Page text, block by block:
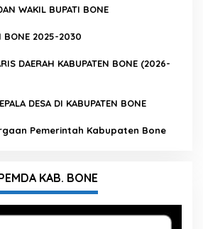
WAKIL BUPATI BONE
BONE 2025-2030
DAERAH KABUPATEN BONE (2026-
DESA DI KABUPATEN BONE
Pemerintah Kabupaten Bone
KAB. BONE